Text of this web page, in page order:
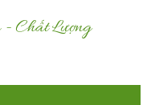
Chất Lượng